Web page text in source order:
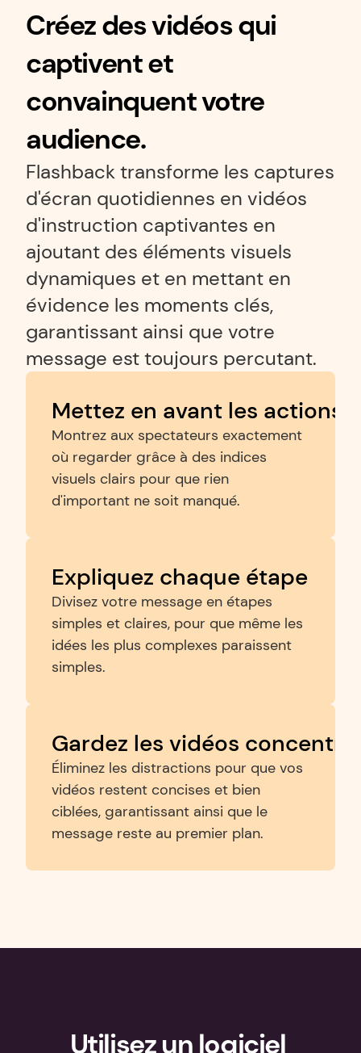
Créez des vidéos qui
captivent et
convainquent votre
audience.
Flashback transforme les captures
d'écran quotidiennes en vidéos
d'instruction captivantes en
ajoutant des éléments visuels
dynamiques et en mettant en
évidence les moments clés,
garantissant ainsi que votre
message est toujours percutant.
Mettez en avant les actions
Montrez aux spectateurs exactement
où regarder grâce à des indices
visuels clairs pour que rien
d'important ne soit manqué.
Expliquez chaque étape
Divisez votre message en étapes
simples et claires, pour que même les
idées les plus complexes paraissent
simples.
Gardez les vidéos
Éliminez les distractions pour que vos
vidéos restent concises et bien
ciblées, garantissant ainsi que le
message reste au premier plan.
Utilisez un logiciel